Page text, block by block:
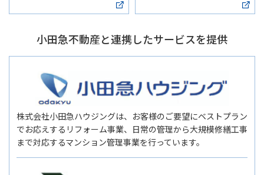
小田急不動産と連携したサービスを提供
株式会社小田急ハウジングは、お客様のご要望にベストプラン
でお応えするリフォーム事業、日常の管理から大規模修繕工事
まで対応するマンション管理事業を行っています。